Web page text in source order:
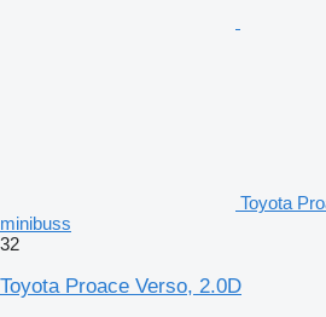
Toyota
minibuss
32
Toyota Proace Verso, 2.0D